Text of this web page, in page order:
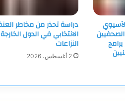
الصحفيين
دراسة تحذر من مخاطر
الانتخابي في الدول
النزاعات
2 أغسطس، 2026